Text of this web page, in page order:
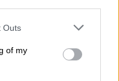
one or more Google
You may click to
its third-party tags to
in below Google
Outs
of my
which
central
at an